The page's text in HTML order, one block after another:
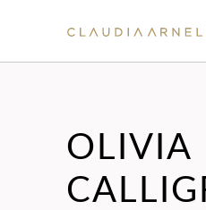
OLIVIA